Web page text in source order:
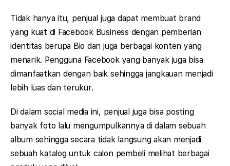
Tidak hanya itu, penjual juga dapat membuat brand
yang kuat di Facebook Business dengan pemberian
identitas berupa Bio dan juga berbagai konten yang
menarik. Pengguna Facebook yang banyak juga bisa
dimanfaatkan dengan baik sehingga jangkauan menjadi
lebih luas dan terukur.
Di dalam social media ini, penjual juga bisa posting
banyak foto lalu mengumpulkannya di dalam sebuah
album sehingga secara tidak langsung akan menjadi
sebuah katalog untuk calon pembeli melihat berbagai